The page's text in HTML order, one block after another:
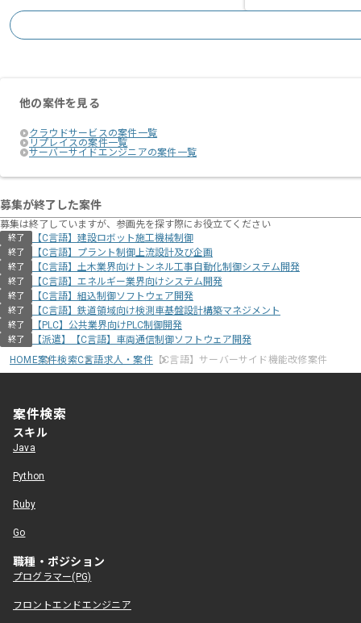
他の案件を見る
クラウドサービスの案件一覧
リプレイスの案件一覧
サーバーサイドエンジニアの案件一覧
募集が終了した案件
募集は終了していますが、参画先を探す際にお役立てください
終了 【C言語】建設ロボット施工機械制御
終了 【C言語】プラント制御上流設計及び企画
終了 【C言語】土木業界向けトンネル工事自動化制御システム開発
終了 【C言語】エネルギー業界向けシステム開発
終了 【C言語】組込制御ソフトウェア開発
終了 【C言語】鉄道領域向け検測車基盤設計構築マネジメント
終了 【PLC】公共業界向けPLC制御開発
終了
【派遣】【C言語】車両通信制御ソフトウェア開発
HOME案件検索C言語求人・案件【C言語】サーバーサイド機能改修案件
案件検索
スキル
Java
Python
Ruby
Go
職種・ポジション
プログラマー(PG)
フロントエンドエンジニア